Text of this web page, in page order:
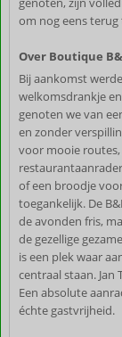
om nog eens terug
Over Boutique
Bij aankomst
welkomsdrankje
genoten we van
en zonder
voor mooie
of een broodje
toegankelijk. De
de avonden fris,
de gezellige
is een plek waar
centraal staan. Jan
Een absolute
échte gastvrijheid.